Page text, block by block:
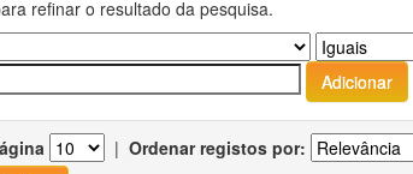
refinar o resultado da pesquisa.
| Ordenar registos por: